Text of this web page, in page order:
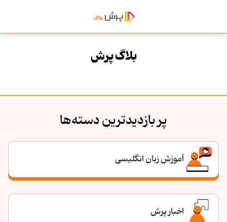
بلاگ پرش
پر بازدیدترین دسته‌ها
آموزش زبان انگلیسی
اخبار پرش